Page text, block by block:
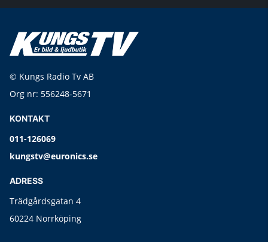
© Kungs Radio Tv AB
Org nr: 556248-5671
KONTAKT
011-126069
kungstv@euronics.se
ADRESS
Trädgårdsgatan 4
60224 Norrköping